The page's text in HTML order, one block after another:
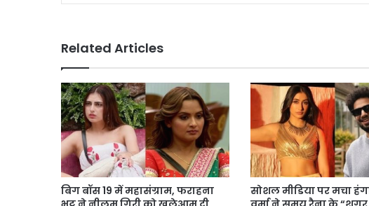
Related Articles
बिग बॉस 19 में महासंग्राम, फराहना
सोशल मीडिया पर मचा